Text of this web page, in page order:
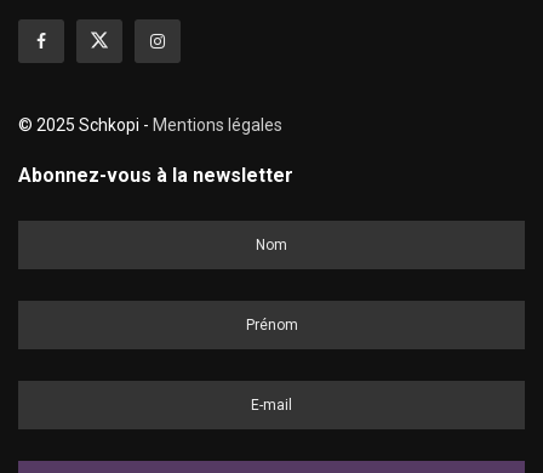
© 2025 Schkopi - Mentions légales
Abonnez-vous à la newsletter